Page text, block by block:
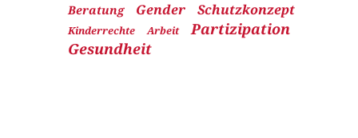
Beratung Gender Schutzkonzept
Kinderrechte Arbeit
Partizipation
Gesundheit